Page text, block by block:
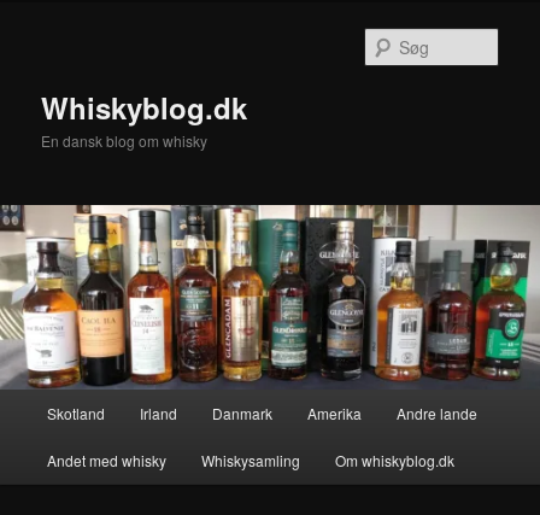
Whiskyblog.dk
En dansk blog om whisky
Skotland Irland Danmark Amerika Andre lande
Andet med whisky Whiskysamling Om whiskyblog.dk